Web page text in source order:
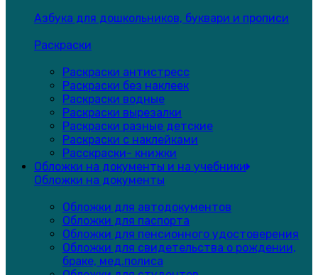
Азбука для дошкольников, буквари и прописи
Раскраски
Раскраски антистресс
Раскраски без наклеек
Раскраски водные
Раскраски вырезалки
Раскраски разные детские
Раскраски с наклейками
Расскраски- книжки
Обложки на документы и на учебники
Обложки на документы
Обложки для автодокументов
Обложки для паспорта
Обложки для пенсионного удостоверения
Обложки для свидетельства о рождении,
браке, мед.полиса